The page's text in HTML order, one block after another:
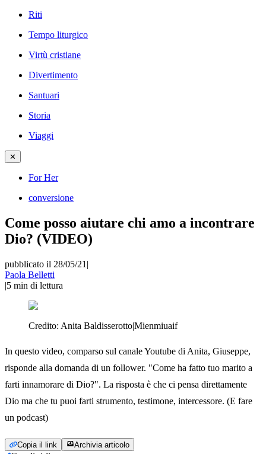
Riti
Tempo liturgico
Virtù cristiane
Divertimento
Santuari
Storia
Viaggi
✕
For Her
conversione
Come posso aiutare chi amo a incontrare
Dio? (VIDEO)
pubblicato il 28/05/21 |
Paola Belletti
|5 min di lettura
Credito: Anita Baldisserotto|Mienmiuaif
In questo video, comparso sul canale Youtube di Anita, Giuseppe,
risponde alla domanda di un follower. "Come ha fatto tuo marito a
farti innamorare di Dio?". La risposta è che ci pensa direttamente
Dio ma che tu puoi farti strumento, testimone, intercessore. (E fare
un podcast)
Copia il link Archivia articolo